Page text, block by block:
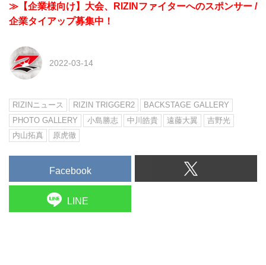
≫【企業様向け】大会、RIZINファイターへのスポンサー /
企業タイアップ募集中！
2022-03-14
RIZINニュース RIZIN TRIGGER2
BACKSTAGE GALLERY
PHOTO GALLERY
小島勝志 中川皓貴 遠藤大翼
吉野光
内山拓真
原虎徹
Facebook
LINE